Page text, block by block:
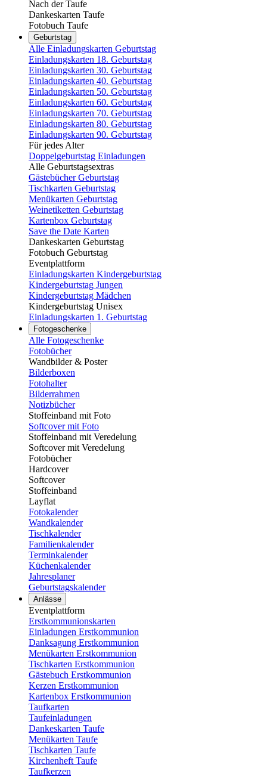
Nach der Taufe
Dankeskarten Taufe
Fotobuch Taufe
Geburtstag
Alle Einladungskarten Geburtstag
Einladungskarten 18. Geburtstag
Einladungskarten 30. Geburtstag
Einladungskarten 40. Geburtstag
Einladungskarten 50. Geburtstag
Einladungskarten 60. Geburtstag
Einladungskarten 70. Geburtstag
Einladungskarten 80. Geburtstag
Einladungskarten 90. Geburtstag
Für jedes Alter
Doppelgeburtstag Einladungen
Alle Geburtstagsextras
Gästebücher Geburtstag
Tischkarten Geburtstag
Menükarten Geburtstag
Weinetiketten Geburtstag
Kartenbox Geburtstag
Save the Date Karten
Dankeskarten Geburtstag
Fotobuch Geburtstag
Eventplattform
Einladungskarten Kindergeburtstag
Kindergeburtstag Jungen
Kindergeburtstag Mädchen
Kindergeburtstag Unisex
Einladungskarten 1. Geburtstag
Fotogeschenke
Alle Fotogeschenke
Fotobücher
Wandbilder & Poster
Bilderboxen
Fotohalter
Bilderrahmen
Notizbücher
Stoffeinband mit Foto
Softcover mit Foto
Stoffeinband mit Veredelung
Softcover mit Veredelung
Fotobücher
Hardcover
Softcover
Stoffeinband
Layflat
Fotokalender
Wandkalender
Tischkalender
Familienkalender
Terminkalender
Küchenkalender
Jahresplaner
Geburtstagskalender
Anlässe
Eventplattform
Erstkommunionskarten
Einladungen Erstkommunion
Danksagung Erstkommunion
Menükarten Erstkommunion
Tischkarten Erstkommunion
Gästebuch Erstkommunion
Kerzen Erstkommunion
Kartenbox Erstkommunion
Taufkarten
Taufeinladungen
Dankeskarten Taufe
Menükarten Taufe
Tischkarten Taufe
Kirchenheft Taufe
Taufkerzen